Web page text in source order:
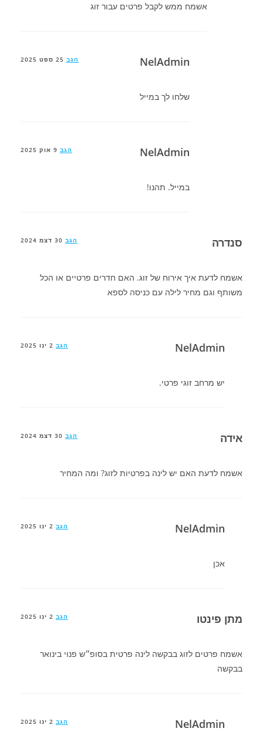
אשמח ממש לקבל פרטים עבור זוג
NelAdmin הגב 25 ספט 2025
שלחו לך במייל
NelAdmin הגב 9 אוק 2025
במייל. תהנו!
סנדרה הגב 30 דצמ 2024
אשמח לדעת איך אירוח של זוג. האם חדרים פרטיים או הכל
משותף וגם מחיר לילה עם כניסה לספא
NelAdmin הגב 2 ינו 2025
יש מרחב זוגי פרטי.
אידה הגב 30 דצמ 2024
אשמח לדעת האם יש לינה בפרטיות לזוג? ומה המחיר
NelAdmin הגב 2 ינו 2025
אכן
מתן פינטו הגב 2 ינו 2025
אשמח פרטים לזוג בבקשה לינה פרטית בסופ״ש פנוי בינואר
בבקשה
NelAdmin הגב 2 ינו 2025